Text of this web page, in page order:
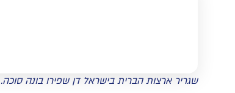
שגריר ארצות הברית בישראל דן שפירו בונה